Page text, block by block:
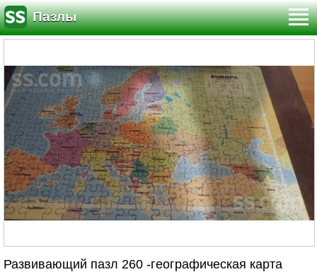
Пазлы
Развивающий пазл 260 -географическая карта